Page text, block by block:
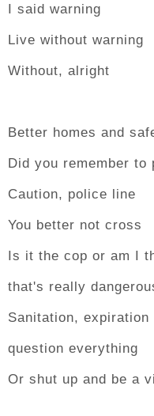
I said warning
Live without warning
Without, alright
Better homes and
Did you remember to
Caution, police line
You better not cross
Is it the cop or am I
that's really
Sanitation, expiration
question everything
Or shut up and be a